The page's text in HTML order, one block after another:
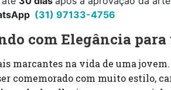
(31) 97133-4756
com Elegância
marcantes na vida de uma
comemorado com muito estilo,